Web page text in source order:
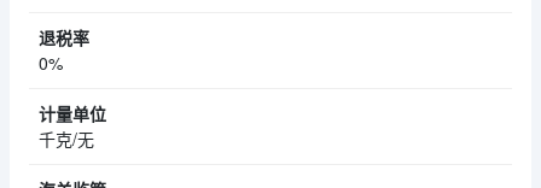
0%
千克/无